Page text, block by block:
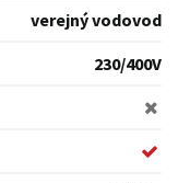
verejný vodovod
230/400V